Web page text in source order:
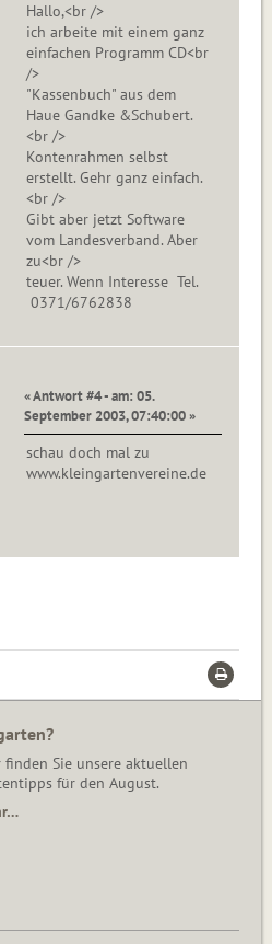
Hallo,<br />
ich arbeite mit einem ganz
einfachen Programm CD<br
/>
"Kassenbuch" aus dem
Haue Gandke &Schubert.
<br />
Kontenrahmen selbst
erstellt. Gehr ganz einfach.
<br />
Gibt aber jetzt Software
vom Landesverband. Aber
zu<br />
teuer. Wenn Interesse Tel.
0371/6762838
« Antwort #4 - am: 05.
September 2003, 07:40:00 »
schau doch mal zu
www.kleingartenvereine.de
finden Sie unsere aktuellen
für den August.